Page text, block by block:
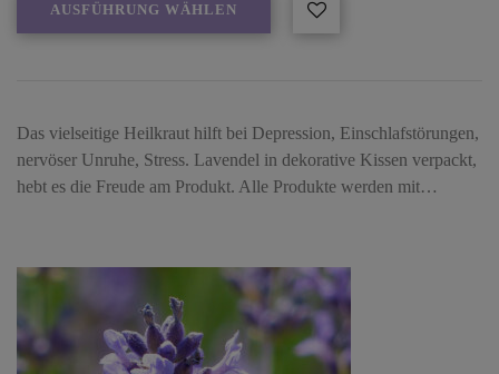
AUSFÜHRUNG WÄHLEN
Das vielseitige Heilkraut hilft bei Depression, Einschlafstörungen,
nervöser Unruhe, Stress. Lavendel in dekorative Kissen verpackt,
hebt es die Freude am Produkt. Alle Produkte werden mit…